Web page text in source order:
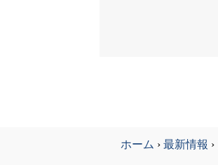
ホーム › 最新情報 ›